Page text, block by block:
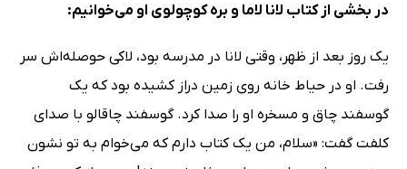
در بخشی از کتاب لانا لاما و بره کوچولوی او می‌خوانیم:
یک روز بعد از ظهر، وقتی لانا در مدرسه بود، لاکی حوصله‌اش سر
رفت. او در حیاط خانه روی زمین دراز کشیده بود که یک
گوسفند چاق و مسخره او را صدا کرد. گوسفند چاقالو با صدای
کلفت گفت: «سلام، من یک کتاب دارم که می‌خوام به تو نشون